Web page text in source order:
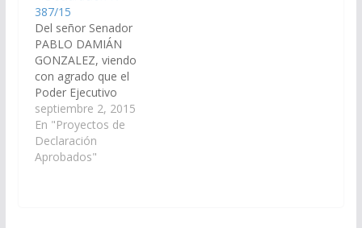
50 cuadras en el
Municipio de Colonia
Santa Rosa en el
Departamento
Oran(Expte.…
387/15
Del señor Senador
PABLO DAMIÁN
GONZALEZ, viendo
con agrado que el
Poder Ejecutivo
Provincial, incluya en el
Proyecto de
Presupuesto General
de la Provincia -
septiembre 2, 2015
En "Proyectos de
Declaración
Aprobados"